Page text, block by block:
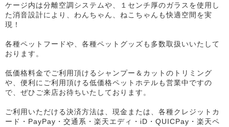
ケージ内は分離空調システムや、１センチ厚のガラスを使用し
た消音設計により、わんちゃん、ねこちゃんも快適空間を実
現！
各種ペットフードや、各種ペットグッズも多数取扱いいたして
おります。
低価格料金でご利用頂けるシャンプー＆カットのトリミング
や、便利にご利用頂ける低価格ペットホテルも営業中ですの
で、ぜひご来店お待ちいたしております。
ご利用いただける決済方法は、現金または、各種クレジットカ
ード・PayPay・交通系・楽天エディ・iD・QUICPay・楽天ペ